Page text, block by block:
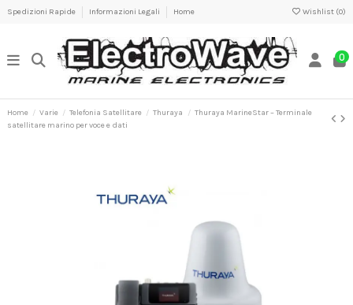
Spedizioni Rapide Informazioni Legali Home Wishlist (0)
0
Home Varie Telefonia Satellitare Thuraya
Thuraya MarineStar – Terminale
satellitare marino per voce e dati